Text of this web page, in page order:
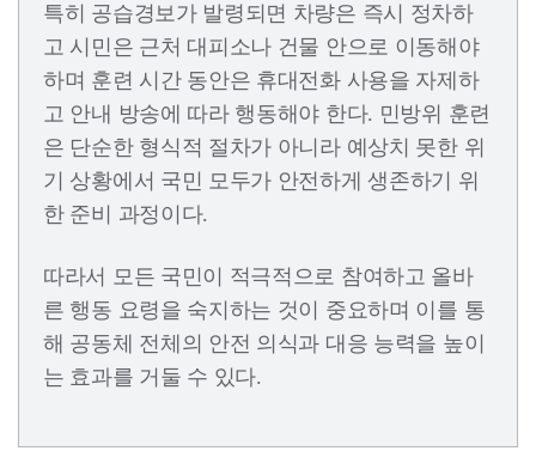
특히 공습경보가 발령되면 차량은 즉시 정차하
고 시민은 근처 대피소나 건물 안으로 이동해야
하며 훈련 시간 동안은 휴대전화 사용을 자제하
고 안내 방송에 따라 행동해야 한다. 민방위 훈련
은 단순한 형식적 절차가 아니라 예상치 못한 위
기 상황에서 국민 모두가 안전하게 생존하기 위
한 준비 과정이다.
따라서 모든 국민이 적극적으로 참여하고 올바
른 행동 요령을 숙지하는 것이 중요하며 이를 통
해 공동체 전체의 안전 의식과 대응 능력을 높이
는 효과를 거둘 수 있다.